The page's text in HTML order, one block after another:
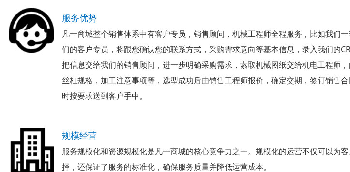
服务优势
凡一商城整个销售体系中有客户专员，销售顾问，机械工程师全程服务，比如我们
们的客户专员，将跟您确认您的联系方式，采购需求意向等基本信息，录入我们的
把信息交给我们的销售顾问，进一步明确采购需求，索取机械图纸交给机电工程师
丝杠规格，加工注意事项等，选型成功后由销售工程师报价，确定交期，签订销售
时按要求送到客户手中。
规模经营
服务规模化和资源规模化是凡一商城的核心竞争力之一。规模化的运营不仅可以为
择，还保证了服务的标准化，确保服务质量并降低运营成本。